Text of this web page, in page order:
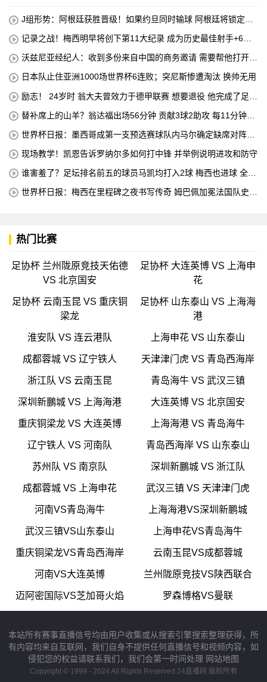
J组形势：阿根廷获胜晋级！如果约旦同时输球 阿根廷将锁定榜
记录之战！梅西明早将创下第11大纪录 成为历史最佳射手+6次
沃兹尼亚经纪人：收到多份来自中国的商务邀请 需要帮他打开中
日本队止住亚洲1000场世界杯6连败；突尼斯惨遭淘汰 换帅无用
励志！ 24岁时 翁大夫曾效力于德甲联赛 想要退役 他完成了足球
替补席上的山羊？翁达福出场56分钟 贡献3球2助攻 每11分钟参
世界杯日报：墨西哥成第一支预选赛球队内马尔确定缺席对阵海
现场教学！凯恩告诉罗纳尔多如何打中锋 并举例说明进攻和防守
谁害羞了？足坛排名前五的球员马凯均打入2球 梅西也进球 全场
世界杯日报：梅西在里程碑之夜书写传奇 姆巴佩加冕法国队史最
热门比赛
足协杯 兰州陇原竞技天佑德
VS 北京国安
足协杯 大连英博 VS 上海申
花
足协杯 云南玉昆 VS 重庆铜
梁龙
足协杯 山东泰山 VS 上海海
港
淮安队 VS 连云港队 上海申花 VS 山东泰山
成都蓉城 VS 辽宁铁人 天津津门虎 VS 青岛西海岸
浙江队 VS 云南玉昆 青岛海牛 VS 武汉三镇
深圳新鵬城 VS 上海海港 大连英博 VS 北京国安
重庆铜梁龙 VS 大连英博 上海海港 VS 青岛海牛
辽宁铁人 VS 河南队 青岛西海岸 VS 山东泰山
苏州队 VS 南京队 深圳新鵬城 VS 浙江队
成都蓉城 VS 上海申花 武汉三镇 VS 天津津门虎
河南VS青岛海牛 上海海港VS深圳新鹏城
武汉三镇VS山东泰山 上海申花VS青岛海牛
重庆铜梁龙VS青岛西海岸 云南玉昆VS成都蓉城
河南VS大连英博 兰州陇原竞技VS陕西联合
迈阿密国际VS芝加哥火焰 罗森博格VS曼联
本站所有赛事直播信号均由用户收集或从搜索引擎搜索整理获得，所
有内容均来自互联网，我们自身不提供任何直播信号和视频内容，如
侵犯您的权益请联系我们，我们会第一时间处理 网站地图
Copyright © 1999 - 2024 All Rights Reserved 24直播网 版权所有